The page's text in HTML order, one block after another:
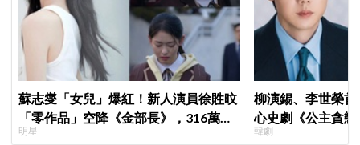
蘇志燮「女兒」爆紅！新人演員徐貹旼
「零作品」空降《金部長》，316萬舊
片被挖出網驚呆：星味藏不住！
明星
柳演錫、李世榮
心史劇《公主貪
羅密歐與茱麗葉」
韓劇